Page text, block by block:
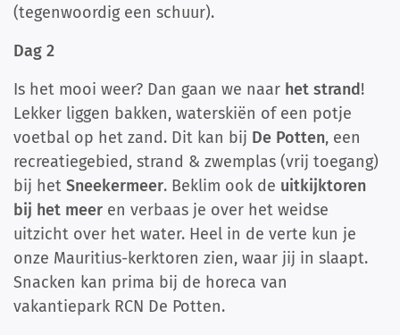
(tegenwoordig een schuur).
Dag 2
Is het mooi weer? Dan gaan we naar het strand!
Lekker liggen bakken, waterskiën of een potje
voetbal op het zand. Dit kan bij De Potten, een
recreatiegebied, strand & zwemplas (vrij toegang)
bij het Sneekermeer. Beklim ook de uitkijktoren
bij het meer en verbaas je over het weidse
uitzicht over het water. Heel in de verte kun je
onze Mauritius-kerktoren zien, waar jij in slaapt.
Snacken kan prima bij de horeca van
vakantiepark RCN De Potten.